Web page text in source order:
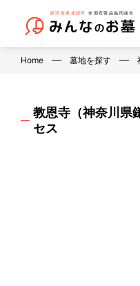
Home 墓地を探す
教恩寺（神奈川県
セス